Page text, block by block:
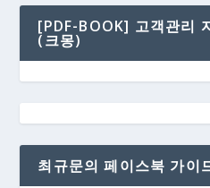
[PDF-BOOK] 고객관리
(크몽)
최규문의 페이스북 가이